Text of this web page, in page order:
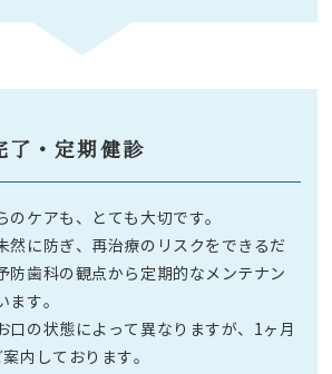
了・定期健診
のケアも、とても大切です。
然に防ぎ、再治療のリスクをできるだ
防歯科の観点から定期的なメンテナン
す。
口の状態によって異なりますが、1ヶ月
内しております。